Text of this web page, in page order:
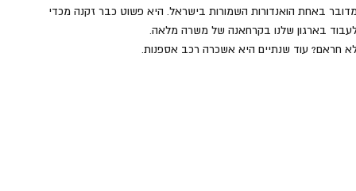
באחת הואנדורות השמורות בישראל. היא פשוט כבר זקנה מכדי
בארגון שלנו בקרחאנה של משרה מלאה.
חראם? עוד שנתיים היא אשכרה רכב אספנות.